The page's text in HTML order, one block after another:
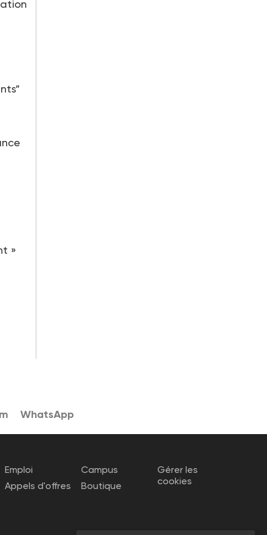
»
WhatsApp
Emploi
Appels d'offres
Campus
Boutique
Gérer les
cookies